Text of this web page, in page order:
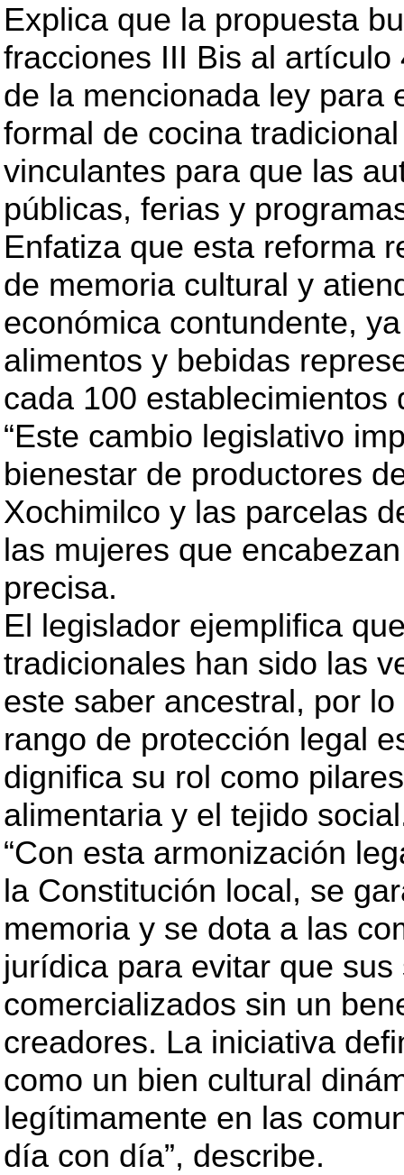
Explica que la propuesta
fracciones III Bis al
de la mencionada ley para
formal de cocina
vinculantes para que las
públicas, ferias y
Enfatiza que esta reforma
de memoria cultural y
económica contundente,
alimentos y bebidas
cada 100
“Este cambio legislativo
bienestar de productores
Xochimilco y las parcelas
las mujeres que
precisa.
El legislador ejemplifica
tradicionales han sido las
este saber ancestral, por
rango de protección legal
dignifica su rol como
alimentaria y el tejido
“Con esta armonización
la Constitución local, se
memoria y se dota a las
jurídica para evitar que
comercializados sin un
creadores. La iniciativa
como un bien cultural
legítimamente en las
día con día”, describe.